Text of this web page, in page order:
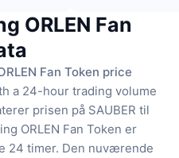
ORLEN Fan
Fan Token price
a 24-hour trading volume
prisen på SAUBER til
ORLEN Fan Token er
24 timer. Den nuværende